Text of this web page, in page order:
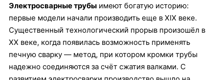
Электросварные трубыимеют богатую историю:
первые модели начали производить еще в XIX веке.
Существенный технологический прорыв произошёл в
XX веке, когда появилась возможность применять
печную сварку — метод, при котором кромки трубы
надежно соединяются за счёт сжатия валками. С